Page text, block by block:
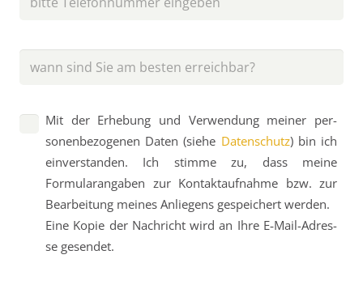
Mit der Erhe­bung und Ver­wen­dung mei­ner per­
sonen­be­zo­genen Daten (sie­he Daten­schutz) bin ich
ein­ver­standen. Ich stim­me zu, dass mei­ne
Formular­angaben zur Kontakt­auf­nahme bzw. zur
Be­arbeitung mei­nes An­liegens ge­speichert werden.
Eine Kopie der Nach­richt wird an Ihre E‑Mail-Adres­
se gesendet.